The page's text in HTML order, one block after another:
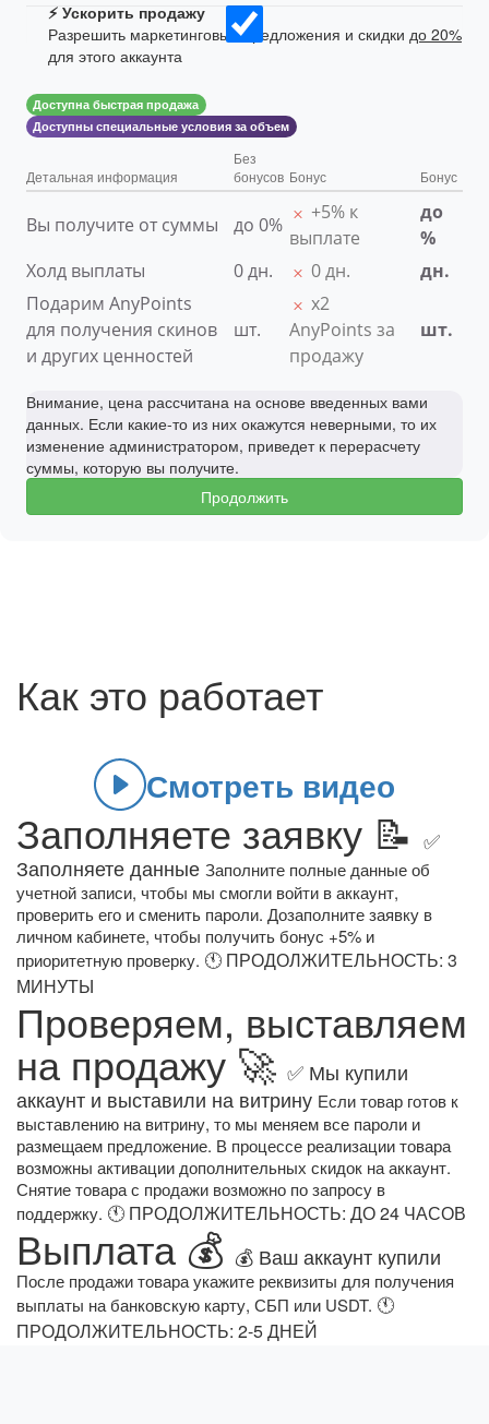
⚡ Ускорить продажу
Разрешить маркетинговые предложения и скидки до 20%
для этого аккаунта
Доступна быстрая продажа
Доступны специальные условия за объем
Детальная информация
Без
бонусов Бонус Бонус
Вы получите от суммы до 0%
+5% к
выплате
до
%
Холд выплаты
0дн. 0 дн.
дн.
Подарим AnyPoints
для получения скинов
и других ценностей
шт.
х2
AnyPoints за
продажу
шт.
Внимание, цена рассчитана на основе введенных вами
данных. Если какие-то из них окажутся неверными, то их
изменение администратором, приведет к перерасчету
суммы, которую вы получите.
Продолжить
Как это работает
Смотреть видео
Заполняете заявку 📝 ✅
Заполняете данные Заполните полные данные об
учетной записи, чтобы мы смогли войти в аккаунт,
проверить его и сменить пароли. Дозаполните заявку в
личном кабинете, чтобы получить бонус +5% и
приоритетную проверку. 🕚 ПРОДОЛЖИТЕЛЬНОСТЬ: 3
МИНУТЫ
Проверяем, выставляем
на продажу 🚀 ✅ Мы купили
аккаунт и выставили на витрину Если товар готов к
выставлению на витрину, то мы меняем все пароли и
размещаем предложение. В процессе реализации товара
возможны активации дополнительных скидок на аккаунт.
Снятие товара с продажи возможно по запросу в
поддержку. 🕚 ПРОДОЛЖИТЕЛЬНОСТЬ: ДО 24 ЧАСОВ
Выплата 💰 💰 Ваш аккаунт купили
После продажи товара укажите реквизиты для получения
выплаты на банковскую карту, СБП или USDT. 🕚
ПРОДОЛЖИТЕЛЬНОСТЬ: 2-5 ДНЕЙ